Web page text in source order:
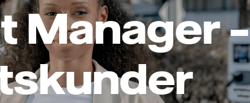
Manager –